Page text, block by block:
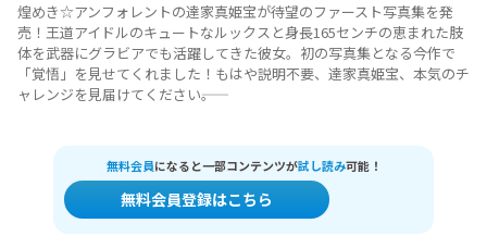
煌めき☆アンフォレントの達家真姫宝が待望のファースト写真集を発
売！王道アイドルのキュートなルックスと身長165センチの恵まれた肢
体を武器にグラビアでも活躍してきた彼女。初の写真集となる今作で
「覚悟」を見せてくれました！もはや説明不要、達家真姫宝、本気のチ
ャレンジを見届けてください――。
無料会員になると一部コンテンツが試し読み可能！
無料会員登録はこちら